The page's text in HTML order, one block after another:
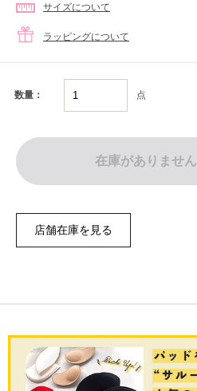
サイズについて
ラッピングについて
数量： 点
在庫がありません